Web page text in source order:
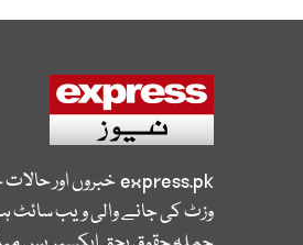
express.pkخبروں اور
وزٹ کی جانے والی ویب سائٹ